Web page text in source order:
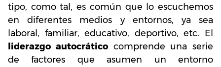
tipo, como tal, es común que lo escuchemos
en diferentes medios y entornos, ya sea
laboral, familiar, educativo, deportivo, etc. El
liderazgo autocráticocomprende una serie
de factores que asumen un entorno